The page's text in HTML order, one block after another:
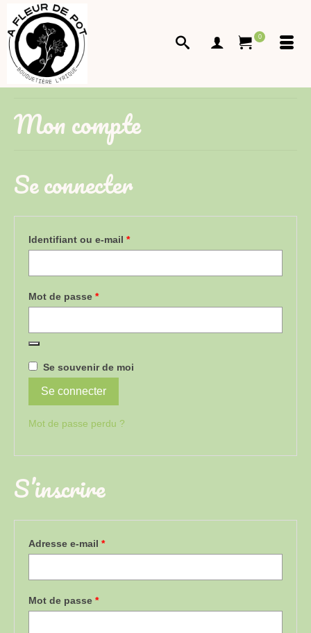
0
Mon compte
Se connecter
Identifiant ou e-mail *Obligatoire
Mot de passe *Obligatoire
Se souvenir de moi
Se connecter
Mot de passe perdu ?
S’inscrire
Adresse e-mail *Obligatoire
Mot de passe *Obligatoire